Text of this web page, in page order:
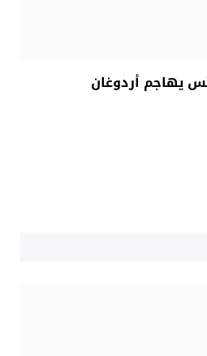
يهاجم أردوغان